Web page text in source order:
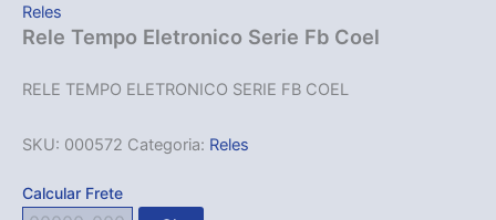
Reles
Rele Tempo Eletronico Serie Fb Coel
RELE TEMPO ELETRONICO SERIE FB COEL
SKU: 000572 Categoria: Reles
Calcular Frete